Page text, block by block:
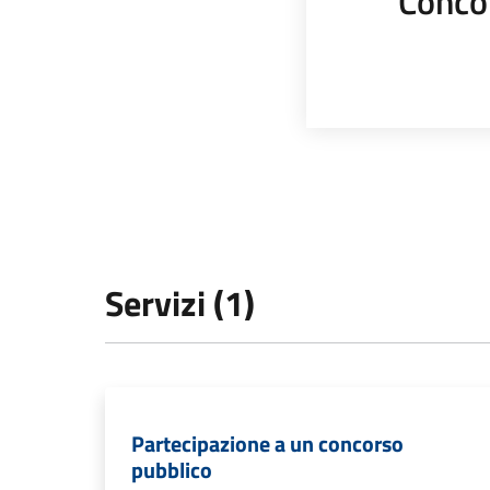
Servizi (1)
Partecipazione a un concorso
pubblico